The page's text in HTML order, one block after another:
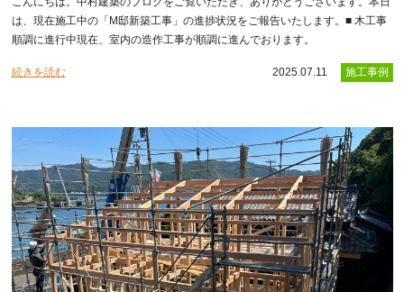
は、現在施工中の「M邸新築工事」の進捗状況をご報告いたします。■ 木工事
順調に進行中現在、室内の造作工事が順調に進んでおります。
続きを読む 2025.07.11 施工事例